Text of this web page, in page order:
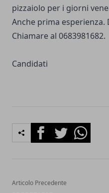
pizzaiolo per i giorni
Anche prima
Chiamare al 0683981682.
Candidati
FacebookTwitterWhatsapp
Articolo Precedente